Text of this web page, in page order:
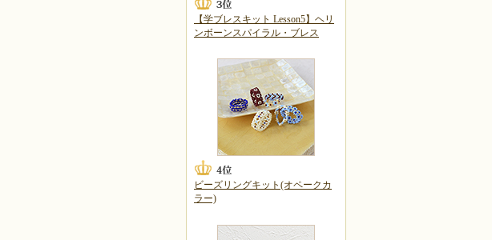
【学ブレスキット Lesson5】ヘリ
ンボーンスパイラル・ブレス
ビーズリングキット(オペークカ
ラー)